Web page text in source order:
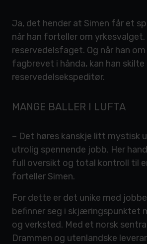
Ja, det hender at Simen får et
når han forteller om
reservedelsfaget. Og når han
fagbrevet i hånda, kan han
reservedelsekspeditør.
MANGE BALLER I LUFTA
– Det høres kanskje litt mystisk
utrolig spennende jobb. Her
full oversikt og total kontroll til
forteller Simen.
For dette er det unike med
befinner seg i skjæringspunktet
og verksted. Med et norsk
Drammen og utenlandske